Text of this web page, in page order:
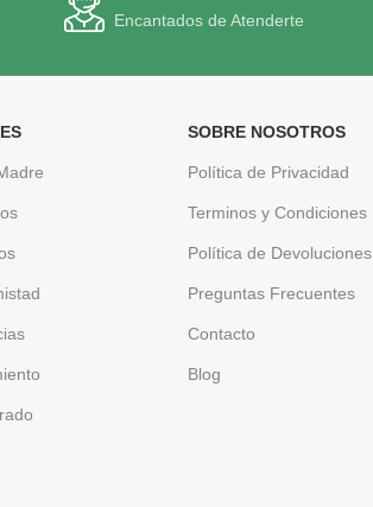
Encantados de Atenderte
SOBRE NOSOTROS
Política de Privacidad
Terminos y Condiciones
Política de Devoluciones
Preguntas Frecuentes
Contacto
Blog